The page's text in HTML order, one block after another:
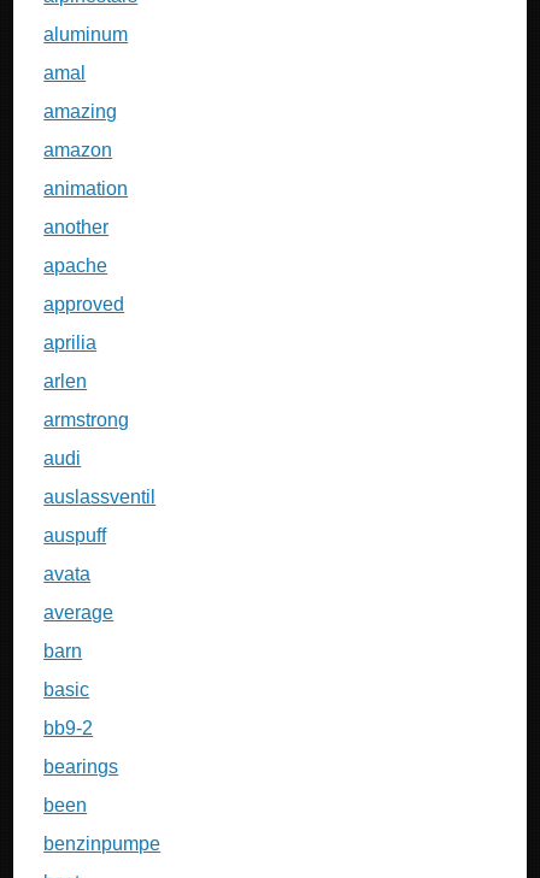
aluminum
amal
amazing
amazon
animation
another
apache
approved
aprilia
arlen
armstrong
audi
auslassventil
auspuff
avata
average
barn
basic
bb9-2
bearings
been
benzinpumpe